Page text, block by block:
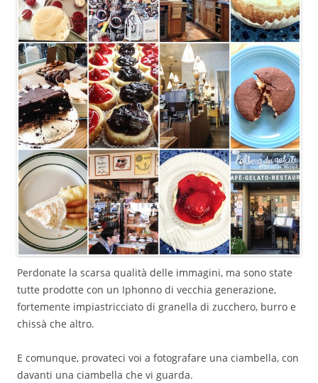
Perdonate la scarsa qualità delle immagini, ma sono state
tutte prodotte con un Iphonno di vecchia generazione,
fortemente impiastricciato di granella di zucchero, burro e
chissà che altro.
E comunque, provateci voi a fotografare una ciambella, con
davanti una ciambella che vi guarda.